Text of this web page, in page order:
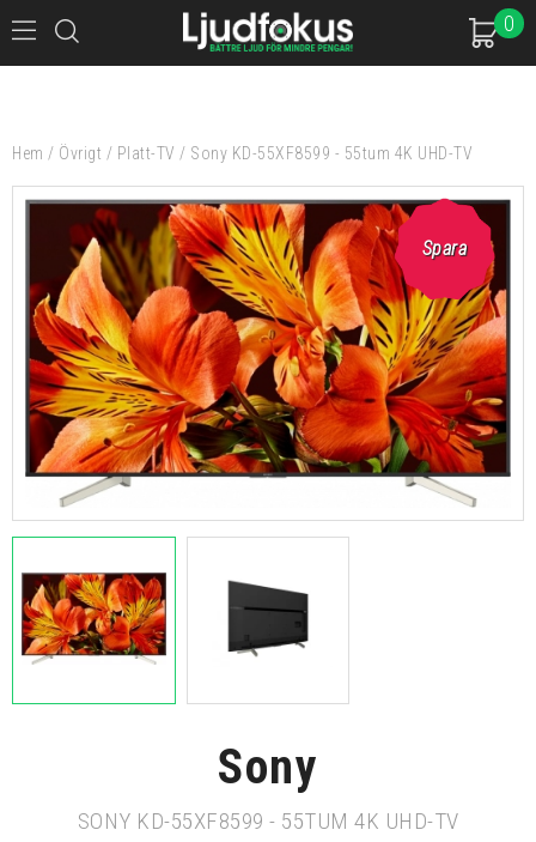
0
Hem / Övrigt / Platt-TV / Sony KD-55XF8599 - 55tum 4K UHD-TV
Spara
Sony
SONY KD-55XF8599 - 55TUM 4K UHD-TV